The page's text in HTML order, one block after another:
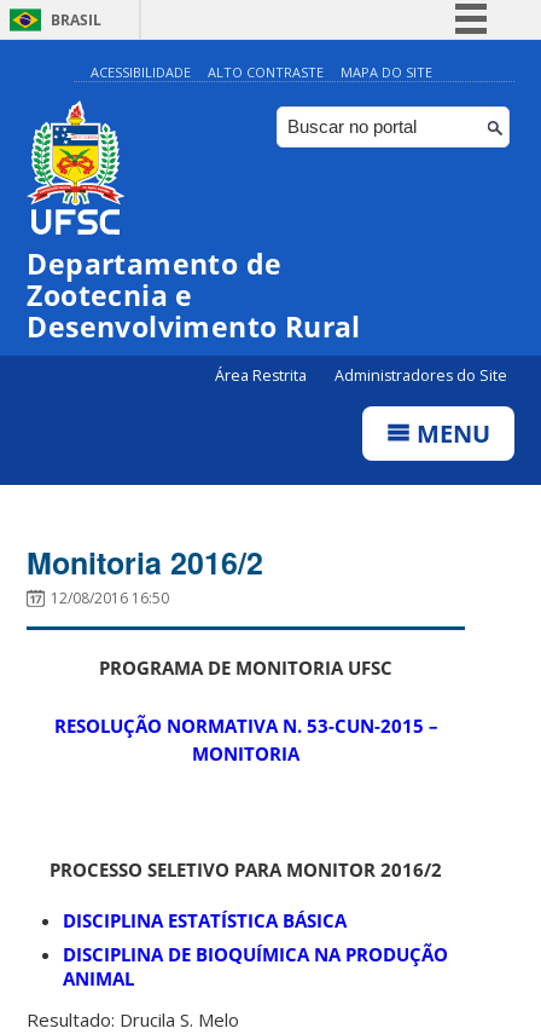
BRASIL
Simplifique!
Comunica BR
Participe
ACESSIBILIDADE ALTO CONTRASTE MAPA DO SITE
Departamento de
Zootecnia e
Desenvolvimento Rural
Área Restrita Administradores do Site
MENU
Monitoria 2016/2
12/08/2016 16:50
PROGRAMA DE MONITORIA UFSC
RESOLUÇÃO NORMATIVA N. 53-CUN-2015 –
MONITORIA
PROCESSO SELETIVO PARA MONITOR 2016/2
DISCIPLINA ESTATÍSTICA BÁSICA
DISCIPLINA DE BIOQUÍMICA NA PRODUÇÃO
ANIMAL
Resultado: Drucila S. Melo